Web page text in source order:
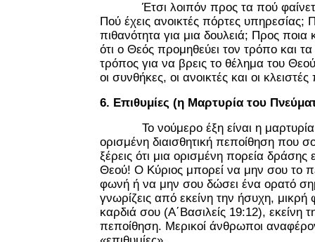
Έτσι λοιπόν προς τα πού φαίνεται
Πού έχεις ανοικτές πόρτες υπηρεσίας;
πιθανότητα για μια δουλειά; Προς ποια
ότι ο Θεός προμηθεύει τον τρόπο και
τρόπος για να βρεις το θέλημα του
οι συνθήκες, οι ανοικτές και οι
6. Επιθυμίες (η Μαρτυρία του
Το νούμερο έξη είναι η μαρτυρία
ορισμένη διαισθητική πεποίθηση που
ξέρεις ότι μια ορισμένη πορεία δράσης
Θεού! Ο Κύριος μπορεί να μην σου το
φωνή ή να μην σου δώσει ένα ορατό
γνωρίζεις από εκείνη την ήσυχη,
καρδιά σου (Α΄Βασιλείς 19:12), εκείνη
πεποίθηση. Μερικοί άνθρωποι